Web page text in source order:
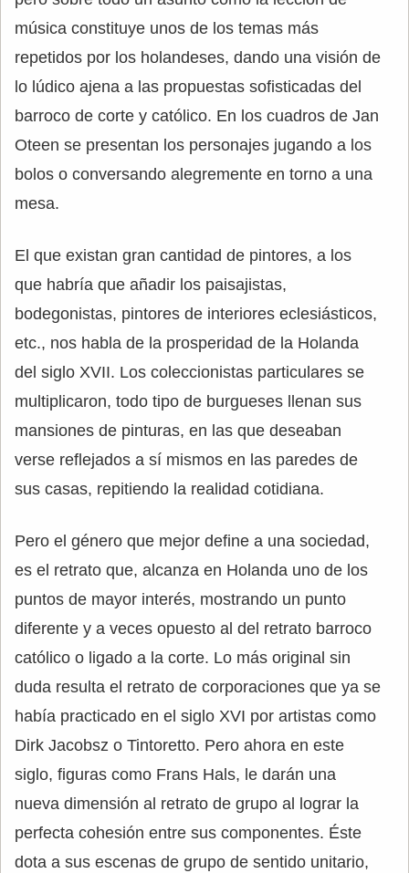
música constituye unos de los temas más
repetidos por los holandeses, dando una visión de
lo lúdico ajena a las propuestas sofisticadas del
barroco de corte y católico. En los cuadros de Jan
Oteen se presentan los personajes jugando a los
bolos o conversando alegremente en torno a una
mesa.
El que existan gran cantidad de pintores, a los
que habría que añadir los paisajistas,
bodegonistas, pintores de interiores eclesiásticos,
etc., nos habla de la prosperidad de la Holanda
del siglo XVII. Los coleccionistas particulares se
multiplicaron, todo tipo de burgueses llenan sus
mansiones de pinturas, en las que deseaban
verse reflejados a sí mismos en las paredes de
sus casas, repitiendo la realidad cotidiana.
Pero el género que mejor define a una sociedad,
es el retrato que, alcanza en Holanda uno de los
puntos de mayor interés, mostrando un punto
diferente y a veces opuesto al del retrato barroco
católico o ligado a la corte. Lo más original sin
duda resulta el retrato de corporaciones que ya se
había practicado en el siglo XVI por artistas como
Dirk Jacobsz o Tintoretto. Pero ahora en este
siglo, figuras como Frans Hals, le darán una
nueva dimensión al retrato de grupo al lograr la
perfecta cohesión entre sus componentes. Éste
dota a sus escenas de grupo de sentido unitario,